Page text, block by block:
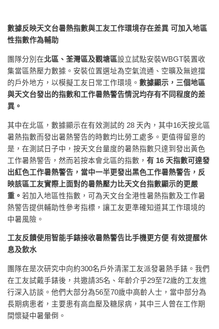
數據反映天文台暑熱指數與工友工作環境存在差異 可加入地區
性指數作為輔助
團隊分別在北區、荃灣區及觀塘區設立試點安裝WBGT裝置收
集當區熱壓力數據。安裝位置選址為空氣流通、空曠及無遮擋
的戶外地方，以模擬工友日常工作環境。 數據顯示，三個地區
與天文台發出的指數和工作暑熱警告情況均存有不同程度的差
異。
其中在北區，數據顯示在有效測試的 28 天內，其中16天按北區
暑熱指數而發出暑熱警告的時數均比勞工處多。更值得留意的
是，在測試日子中，按天文台量度的暑熱指數只達到發出黃色
工作暑熱警告，然而若按本會北區的指數， 有 16 天指數可達發
出紅色工作暑熱警告，當中一半更發出黑色工作暑熱警告，反
映該區工友實際上面對的暑熱壓力比天文台指數顯示的更嚴
重。 若加入地區性指數，可為天文台全港性暑熱指數及工作暑
熱警告提供輔助性參考指標，讓工友更準確知道其工作環境的
中暑風險。
工友反饋使用智能手錶接收暑熱警告比手機更方便 有效提醒休
息及飲水
團隊在是次研究中向約300名戶外清潔工友派發暑熱手錶。我們
在工友試戴手錶後，共邀請35名、年齡介乎29至72歲的工友進
行深入訪談。他們大部分為56至70歲中高齡人士，當中部分為
長期病患者，主要患有高血壓及糖尿病，其中三人曾在工作期
間懷疑中暑暈倒。